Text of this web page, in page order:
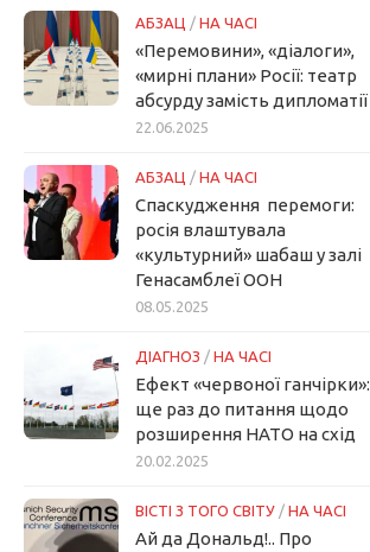
АБЗАЦ / НА ЧАСІ
«Перемовини», «діалоги»,
«мирні плани» Росії: театр
абсурду замість дипломатії
22.06.2025
АБЗАЦ / НА ЧАСІ
Спаскудження перемоги:
росія влаштувала
«культурний» шабаш у залі
Генасамблеї ООН
08.05.2025
ДІАГНОЗ / НА ЧАСІ
Ефект «червоної ганчірки»:
ще раз до питання щодо
розширення НАТО на схід
20.02.2025
ВІСТІ З ТОГО СВІТУ / НА ЧАСІ
Ай да Дональд!.. Про